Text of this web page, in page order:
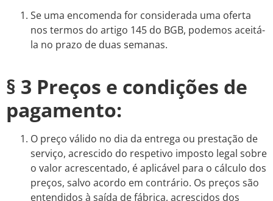
Se uma encomenda for considerada uma oferta
nos termos do artigo 145 do BGB, podemos aceitá-
la no prazo de duas semanas.
§ 3 Preços e condições de
pagamento:
O preço válido no dia da entrega ou prestação de
serviço, acrescido do respetivo imposto legal sobre
o valor acrescentado, é aplicável para o cálculo dos
preços, salvo acordo em contrário. Os preços são
entendidos à saída de fábrica, acrescidos dos